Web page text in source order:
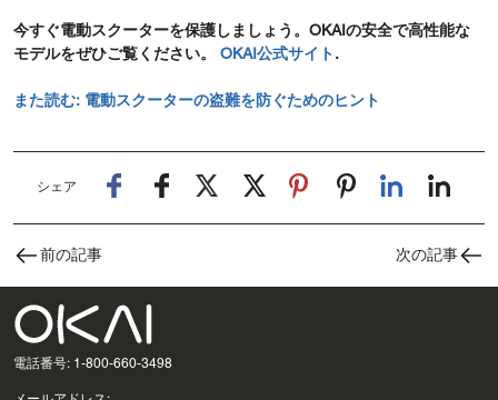
今すぐ電動スクーターを保護しましょう。OKAIの安全で高性能な
モデルをぜひご覧ください。 OKAI公式サイト .
また読む: 電動スクーターの盗難を防ぐためのヒント
シェア
前の記事 次の記事
電話番号: 1-800-660-3498